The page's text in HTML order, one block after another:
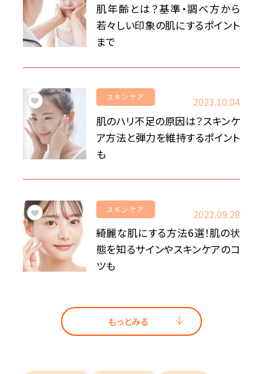
肌年齢とは？基準・調べ方から
若々しい印象の肌にするポイント
まで
スキンケア 2023.10.04
肌のハリ不足の原因は？スキンケ
ア方法と弾力を維持するポイント
も
スキンケア 2023.09.28
綺麗な肌にする方法6選！肌の状
態を知るサインやスキンケアのコ
ツも
もっとみる